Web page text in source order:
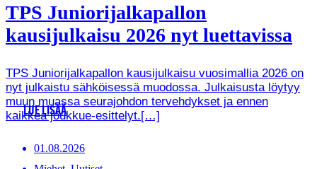
TPS Juniorijalkapallon
kausijulkaisu 2026 nyt luettavissa
TPS Juniorijalkapallon kausijulkaisu vuosimallia 2026 on
nyt julkaistu sähköisessä muodossa. Julkaisusta löytyy
muun muassa seurajohdon tervehdykset ja ennen
kaikkea joukkue-esittelyt.[…]
LUE LISÄÄ
01.08.2026